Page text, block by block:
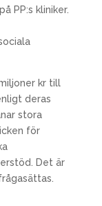
PP:s kliniker.
kr till
deras
stora
för
Det är